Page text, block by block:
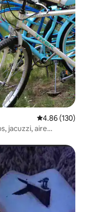
Calificación
4.86 (130)
jacuzzi, aire